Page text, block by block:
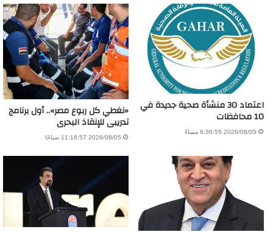
اعتماد 30 منشأة صحية جديدة في
10 محافظات
2026/08/05 6:36:55 مساءً
«نغطي كل ربوع مصر».. أول برنامج
تدريبى للإنقاذ البحرى
2026/08/05 11:16:57 صباحًا